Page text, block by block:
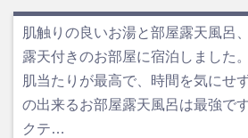
肌触りの良いお湯と部屋露天風呂
露天付きのお部屋に宿泊しました
肌当たりが最高で、時間を気にせ
の出来るお部屋露天風呂は最強で
クテ…